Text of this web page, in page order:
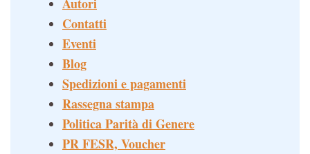
Contatti
Eventi
Blog
Spedizioni e pagamenti
Rassegna stampa
Politica Parità di Genere
PR FESR, Voucher